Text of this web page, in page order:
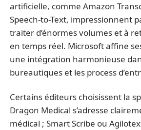
artificielle, comme Amazon
Speech-to-Text, impressionnent
traiter d’énormes volumes et à
en temps réel. Microsoft affine
une intégration harmonieuse
bureautiques et les process
Certains éditeurs choisissent la
Dragon Medical s’adresse
médical ; Smart Scribe ou